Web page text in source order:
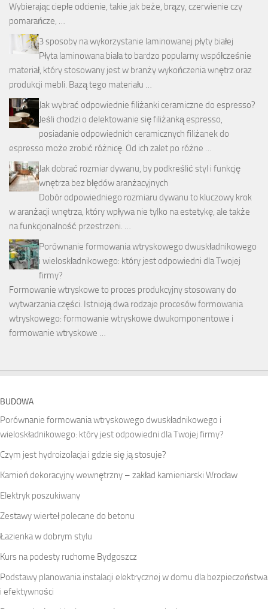
Wybierając ciepłe odcienie, takie jak beże, brązy, czerwienie czy
pomarańcze, …
3 sposoby na wykorzystanie laminowanej płyty białej
Płyta laminowana biała to bardzo popularny współcześnie
materiał, który stosowany jest w branży wykończenia wnętrz oraz
produkcji mebli. Bazą tego materiału …
Jak wybrać odpowiednie filiżanki ceramiczne do espresso?
Jeśli chodzi o delektowanie się filiżanką espresso,
posiadanie odpowiednich ceramicznych filiżanek do
espresso może zrobić różnicę. Od ich zalet po różne …
Jak dobrać rozmiar dywanu, by podkreślić styl i funkcję
wnętrza bez błędów aranżacyjnych
Dobór odpowiedniego rozmiaru dywanu to kluczowy krok
w aranżacji wnętrza, który wpływa nie tylko na estetykę, ale także
na funkcjonalność przestrzeni. …
Porównanie formowania wtryskowego dwuskładnikowego
i wieloskładnikowego: który jest odpowiedni dla Twojej
firmy?
Formowanie wtryskowe to proces produkcyjny stosowany do
wytwarzania części. Istnieją dwa rodzaje procesów formowania
wtryskowego: formowanie wtryskowe dwukomponentowe i
formowanie wtryskowe …
BUDOWA
Porównanie formowania wtryskowego dwuskładnikowego i
wieloskładnikowego: który jest odpowiedni dla Twojej firmy?
Czym jest hydroizolacja i gdzie się ją stosuje?
Kamień dekoracyjny wewnętrzny – zakład kamieniarski Wrocław
Elektryk poszukiwany
Zestawy wierteł polecane do betonu
Łazienka w dobrym stylu
Kurs na podesty ruchome Bydgoszcz
Podstawy planowania instalacji elektrycznej w domu dla bezpieczeństwa
i efektywności